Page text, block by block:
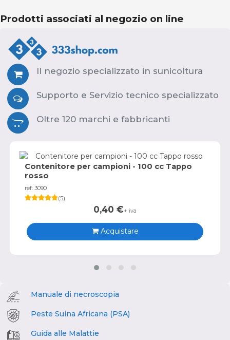
Prodotti associati al negozio on line
Il negozio specializzato in sunicoltura
Supporto e Servizio tecnico specializzato
Oltre 120 marchi e fabbricanti
Contenitore per campioni - 100 cc Tappo
rosso
ref: 3090
(5)
0,40 €+ iva
Acquistare
Manuale di necroscopia
Peste Suina Africana (PSA)
Guida alle Malattie